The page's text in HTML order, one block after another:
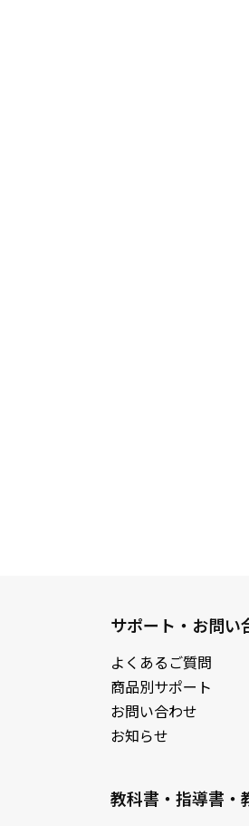
サポート・お問い
よくあるご質問
商品別サポート
お問い合わせ
お知らせ
教科書・指導書・